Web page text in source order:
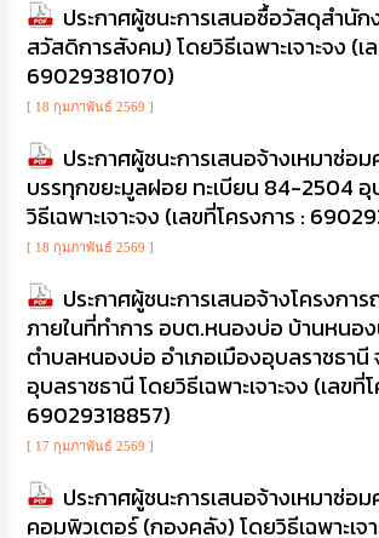
ประกาศผู้ชนะการเสนอซื้อวัสดุสำนัก
สวัสดิการสังคม) โดยวิธีเฉพาะเจาะจง (เ
69029381070)
[ 18 กุมภาพันธ์ 2569 ]
ประกาศผู้ชนะการเสนอจ้างเหมาซ่อ
บรรทุกขยะมูลฝอย ทะเบียน 84-2504 อุ
วิธีเฉพาะเจาะจง (เลขที่โครงการ :
[ 18 กุมภาพันธ์ 2569 ]
ประกาศผู้ชนะการเสนอจ้างโครงก
ภายในที่ทำการ อบต.หนองบ่อ บ้านหนอ
ตำบลหนองบ่อ อำเภอเมืองอุบลราชธานี
อุบลราชธานี โดยวิธีเฉพาะเจาะจง (เลขที่
69029318857)
[ 17 กุมภาพันธ์ 2569 ]
ประกาศผู้ชนะการเสนอจ้างเหมาซ่อ
คอมพิวเตอร์ (กองคลัง) โดยวิธีเฉพาะเจ